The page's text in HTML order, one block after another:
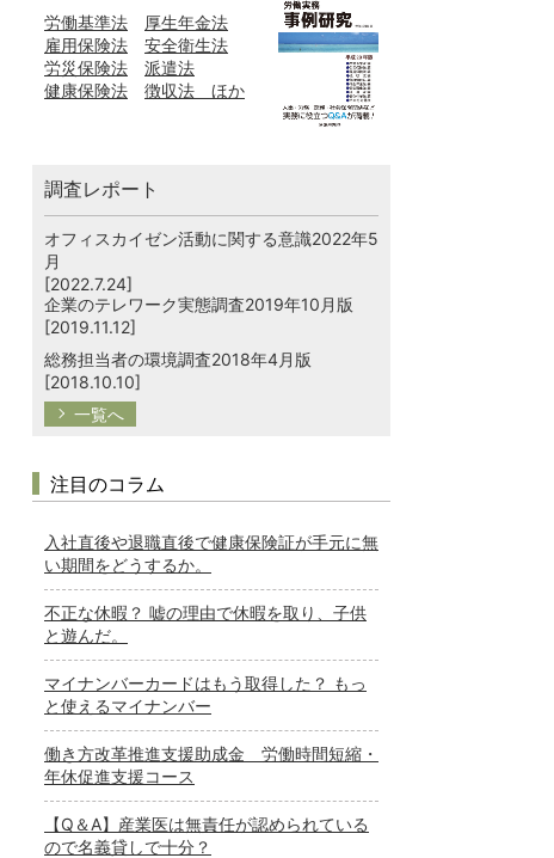
労働基準法
厚生年金法
雇用保険法
安全衛生法
労災保険法
派遣法
健康保険法
徴収法 ほか
調査レポート
オフィスカイゼン活動に関する意識2022年5
月
[2022.7.24]
企業のテレワーク実態調査2019年10月版
[2019.11.12]
総務担当者の環境調査2018年4月版
[2018.10.10]
一覧へ
注目のコラム
入社直後や退職直後で健康保険証が手元に無
い期間をどうするか。
不正な休暇？ 嘘の理由で休暇を取り、子供
と遊んだ。
マイナンバーカードはもう取得した？ もっ
と使えるマイナンバー
働き方改革推進支援助成金 労働時間短縮・
年休促進支援コース
【Q＆A】産業医は無責任が認められている
ので名義貸しで十分？